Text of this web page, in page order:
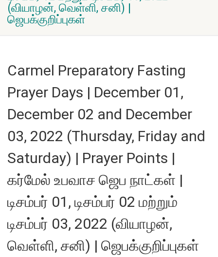
(வியாழன், வெள்ளி, சனி) |
ஜெபக்குறிப்புகள்
Carmel Preparatory Fasting
Prayer Days | December 01,
December 02 and December
03, 2022 (Thursday, Friday and
Saturday) | Prayer Points |
கர்மேல் உபவாச ஜெப நாட்கள் |
டிசம்பர் 01, டிசம்பர் 02 மற்றும்
டிசம்பர் 03, 2022 (வியாழன்,
வெள்ளி, சனி) | ஜெபக்குறிப்புகள்